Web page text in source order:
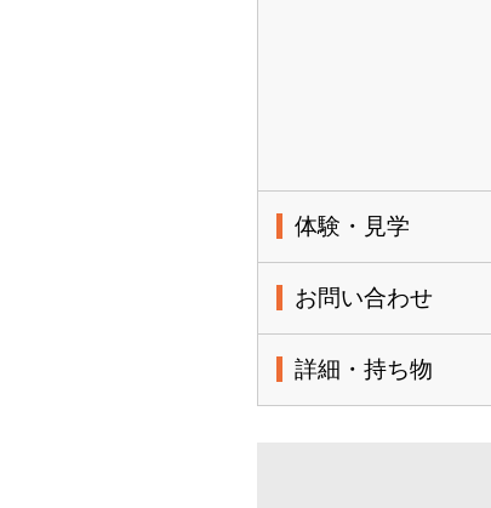
体験・見学
お問い合わせ
詳細・持ち物